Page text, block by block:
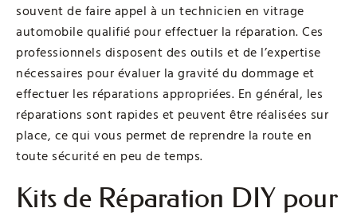
souvent de faire appel à un technicien en vitrage
automobile qualifié pour effectuer la réparation. Ces
professionnels disposent des outils et de l’expertise
nécessaires pour évaluer la gravité du dommage et
effectuer les réparations appropriées. En général, les
réparations sont rapides et peuvent être réalisées sur
place, ce qui vous permet de reprendre la route en
toute sécurité en peu de temps.
Kits de Réparation DIY pour